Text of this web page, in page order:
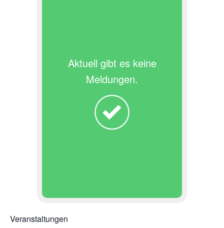
Aktuell gibt es keine
Meldungen.
Veranstaltungen